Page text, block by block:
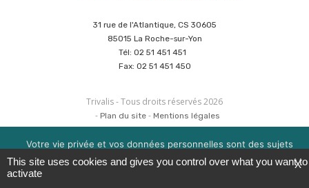
31 rue de l'Atlantique, CS 30605
85015 La Roche-sur-Yon
Tél: 02 51 451 451
Fax: 02 51 451 450
Trivalis - Tous droits réservés 2026
Plan du site
Mentions légales
Politique de sécurité des données
Cookies
Réalisation :Agence CUBE&Hypaepa
Votre vie privée et vos données personnelles sont des sujets
importants pour nous. Consultez notre politique de
confidentialité pour en savoir plus. Nous utilisons des cookies
X
This site uses cookies and gives you control over what you want to
activate